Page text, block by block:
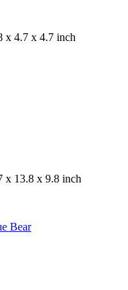
x 4.7 x 4.7 inch
x 13.8 x 9.8 inch